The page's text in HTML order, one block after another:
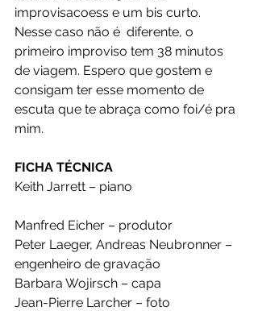
improvisacoess e um bis curto.
Nesse caso não é  diferente, o
primeiro improviso tem 38 minutos
de viagem. Espero que gostem e
consigam ter esse momento de
escuta que te abraça como foi/é pra
mim.
FICHA TÉCNICA
Keith Jarrett – piano
Manfred Eicher – produtor
Peter Laeger, Andreas Neubronner –
engenheiro de gravação
Barbara Wojirsch – capa
Jean-Pierre Larcher – foto